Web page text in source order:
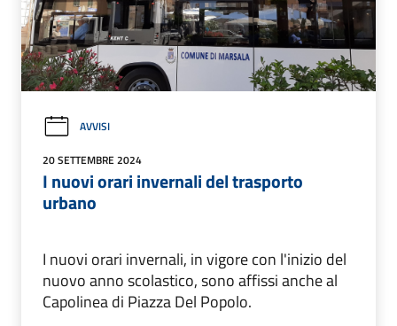
AVVISI
20 SETTEMBRE 2024
I nuovi orari invernali del trasporto
urbano
I nuovi orari invernali, in vigore con l'inizio del
nuovo anno scolastico, sono affissi anche al
Capolinea di Piazza Del Popolo.